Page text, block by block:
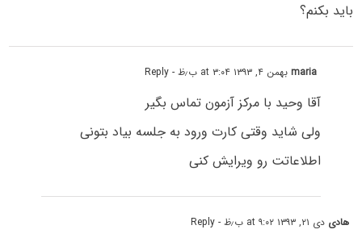
باید بکنم؟
mariaبهمن ۴, ۱۳۹۳ at ۳:۰۴ ب٫ظ - Reply
آقا وحید با مرکز آزمون تماس بگیر
ولی شاید وقتی کارت ورود به جلسه بیاد بتونی
اطلاعاتت رو ویرایش کنی
هادی دی ۲۱, ۱۳۹۳ at ۹:۰۲ ب٫ظ - Reply